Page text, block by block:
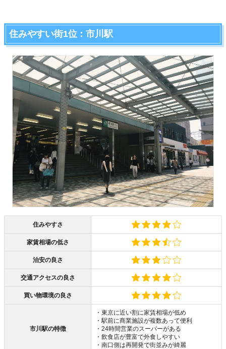
住みやすい街1位：市川駅
住みやすさ
家賃相場の低さ
治安の良さ
交通アクセスの良さ
買い物環境の良さ
市川駅の特徴
・東京に近い割に家賃相場が低め
・駅前に商業施設が複数あって便利
・24時間営業のスーパーがある
・飲食店が豊富で外食しやすい
・南口側は再開発で街並みが綺麗